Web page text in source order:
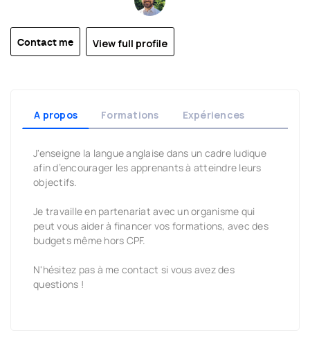
Contact me View full profile
A propos Formations Expériences
J'enseigne la langue anglaise dans un cadre ludique
afin d’encourager les apprenants à atteindre leurs
objectifs.
Je travaille en partenariat avec un organisme qui
peut vous aider à financer vos formations, avec des
budgets même hors CPF.
N'hésitez pas à me contact si vous avez des
questions !